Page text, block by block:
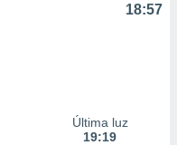
18:57
Última luz
19:19